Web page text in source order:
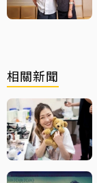
相關新聞